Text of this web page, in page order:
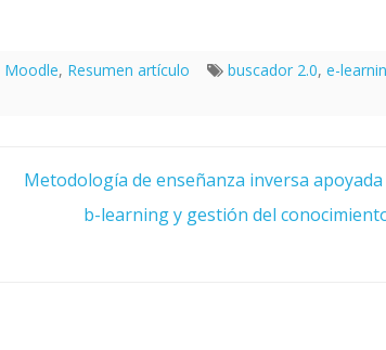
Moodle, Resumen artículo buscador 2.0, e-
Metodología de enseñanza inversa apoyada
b-learning y gestión del